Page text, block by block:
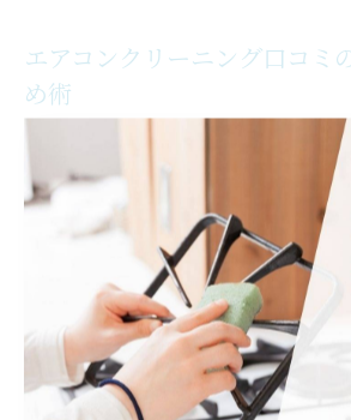
エアコンクリーニング口コミ
め術
エアコンクリーニング業者の口コミ
報の信ぴょう性に注意が必要です。そ
高評価や低評価の口コミには個人の
が反映されている場合が多いからで
じ内容が繰り返されていたり、極端
慎重に判断しましょう。複数の口コミ
て指摘されている点や具体的な体験
ことが、失敗しない見極めのコツで